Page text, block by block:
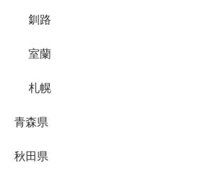
釧路
室蘭
札幌
青森県
秋田県